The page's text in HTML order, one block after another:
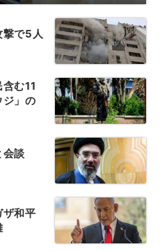
撃で5人
む11
ジ」の
会談
ザ和平